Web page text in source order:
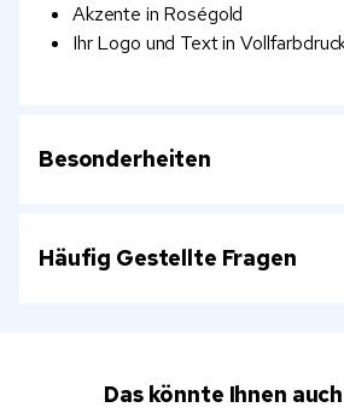
Akzente in Roségold
Ihr Logo und Text in
Besonderheiten
Häufig Gestellte Fragen
Das könnte Ihnen